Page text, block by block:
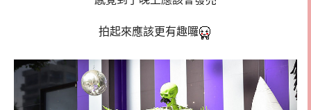
拍起來應該更有趣囉